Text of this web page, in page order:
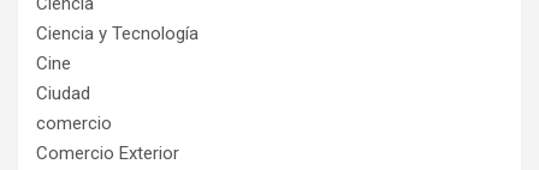
Ciencia y Tecnología
Cine
Ciudad
comercio
Comercio Exterior